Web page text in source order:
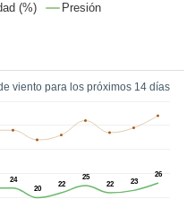
(%) Presión
viento para los próximos 14 días
24
20
22
25
22
23
26